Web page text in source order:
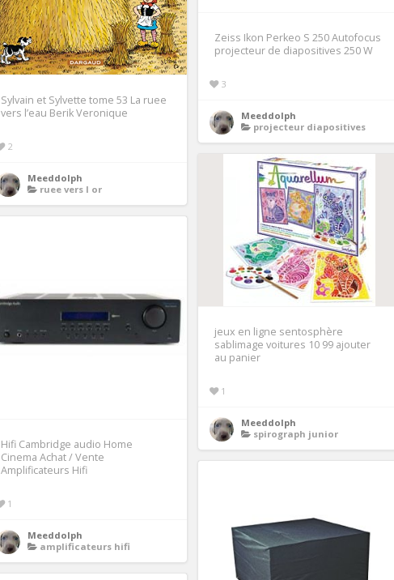
Sylvain et Sylvette tome 53 La ruee
vers l’eau Berik Veronique
2
Meeddolph
ruee vers l or
Zeiss Ikon Perkeo S 250 Autofocus
projecteur de diapositives 250 W
3
Meeddolph
projecteur diapositives
jeux en ligne sentosphère
sablimage voitures 10 99 ajouter
au panier
1
Meeddolph
spirograph junior
Hifi Cambridge audio Home
Cinema Achat / Vente
Amplificateurs Hifi
1
Meeddolph
amplificateurs hifi